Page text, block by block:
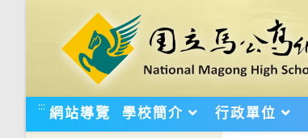
::: 網站導覽 學校簡介 行政單位